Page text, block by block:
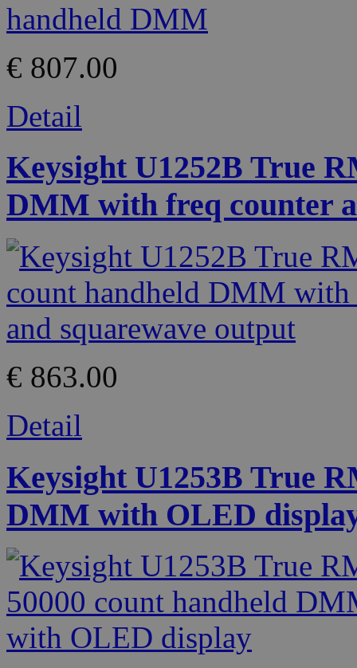
€ 807.00
Detail
Keysight U1252B True
DMM with freq counter
€ 863.00
Detail
Keysight U1253B True
DMM with OLED